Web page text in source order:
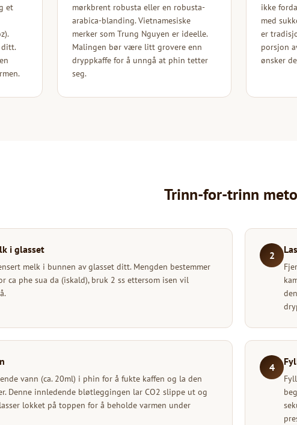
et
ditt.
mørkbrent robusta eller en robusta-
arabica-blanding. Vietnamesiske
merker som Trung Nguyen er ideelle.
Malingen bør være litt grovere enn
dryppkaffe for å unngå at phin tetter
seg.
ikke
med
er
porsjon
ønsker
Trinn-for-trinn
i glasset
melk i bunnen av glasset ditt. Mengden bestemmer
ca phe sua da (iskald), bruk 2 ss ettersom isen vil
2
vann (ca. 20ml) i phin for å fukte kaffen og la den
Denne innledende bløtleggingen lar CO2 slippe ut og
lokket på toppen for å beholde varmen under
4